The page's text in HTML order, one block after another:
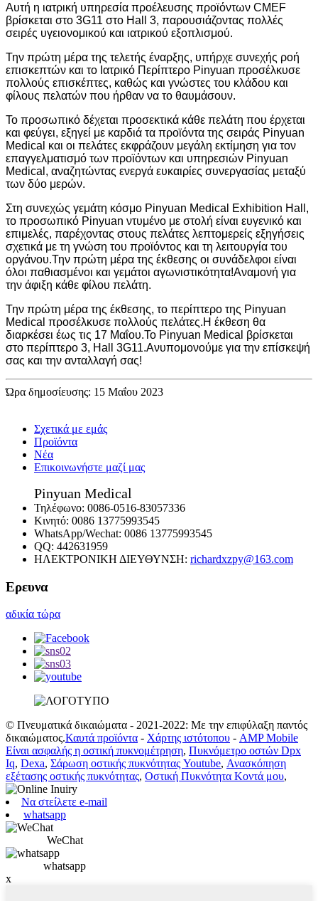
Αυτή η ιατρική υπηρεσία προέλευσης προϊόντων CMEF
βρίσκεται στο 3G11 στο Hall 3, παρουσιάζοντας πολλές
σειρές υγειονομικού και ιατρικού εξοπλισμού.
Την πρώτη μέρα της τελετής έναρξης, υπήρχε συνεχής ροή
επισκεπτών και το Ιατρικό Περίπτερο Pinyuan προσέλκυσε
πολλούς επισκέπτες, καθώς και γνώστες του κλάδου και
φίλους πελατών που ήρθαν να το θαυμάσουν.
Το προσωπικό δέχεται προσεκτικά κάθε πελάτη που έρχεται
και φεύγει, εξηγεί με καρδιά τα προϊόντα της σειράς Pinyuan
Medical και οι πελάτες εκφράζουν μεγάλη εκτίμηση για τον
επαγγελματισμό των προϊόντων και υπηρεσιών Pinyuan
Medical, αναζητώντας ενεργά ευκαιρίες συνεργασίας μεταξύ
των δύο μερών.
Στη συνεχώς γεμάτη κόσμο Pinyuan Medical Exhibition Hall,
το προσωπικό Pinyuan ντυμένο με στολή είναι ευγενικό και
επιμελές, παρέχοντας στους πελάτες λεπτομερείς εξηγήσεις
σχετικά με τη γνώση του προϊόντος και τη λειτουργία του
οργάνου.Την πρώτη μέρα της έκθεσης οι συνάδελφοι είναι
όλοι παθιασμένοι και γεμάτοι αγωνιστικότητα!Αναμονή για
την άφιξη κάθε φίλου πελάτη.
Την πρώτη μέρα της έκθεσης, το περίπτερο της Pinyuan
Medical προσέλκυσε πολλούς πελάτες.Η έκθεση θα
διαρκέσει έως τις 17 Μαΐου.Το Pinyuan Medical βρίσκεται
στο περίπτερο 3, Hall 3G11.Ανυπομονούμε για την επίσκεψή
σας και την ανταλλαγή σας!
Ώρα δημοσίευσης: 15 Μαΐου 2023
Σχετικά με εμάς
Προϊόντα
Νέα
Επικοινωνήστε μαζί μας
Pinyuan Medical
Τηλέφωνο: 0086-0516-83057336
Κινητό: 0086 13775993545
WhatsApp/Wechat: 0086 13775993545
QQ: 442631959
ΗΛΕΚΤΡΟΝΙΚΗ ΔΙΕΥΘΥΝΣΗ: richardxzpy@163.com
Ερευνα
αδικία τώρα
© Πνευματικά δικαιώματα - 2021-2022: Με την επιφύλαξη παντός
δικαιώματος.Καυτά προϊόντα - Χάρτης ιστότοπου - AMP Mobile
Είναι ασφαλής η οστική πυκνομέτρηση, Πυκνόμετρο οστών Dpx
Iq, Dexa, Σάρωση οστικής πυκνότητας Youtube, Ανασκόπηση
εξέτασης οστικής πυκνότητας, Οστική Πυκνότητα Κοντά μου,
Να στείλετε e-mail
whatsapp
WeChat
whatsapp
x